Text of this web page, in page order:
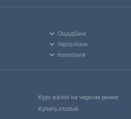
Ощадбанк
Укргазбанк
monobank
Курс валют на черном рынке
Купить злотый